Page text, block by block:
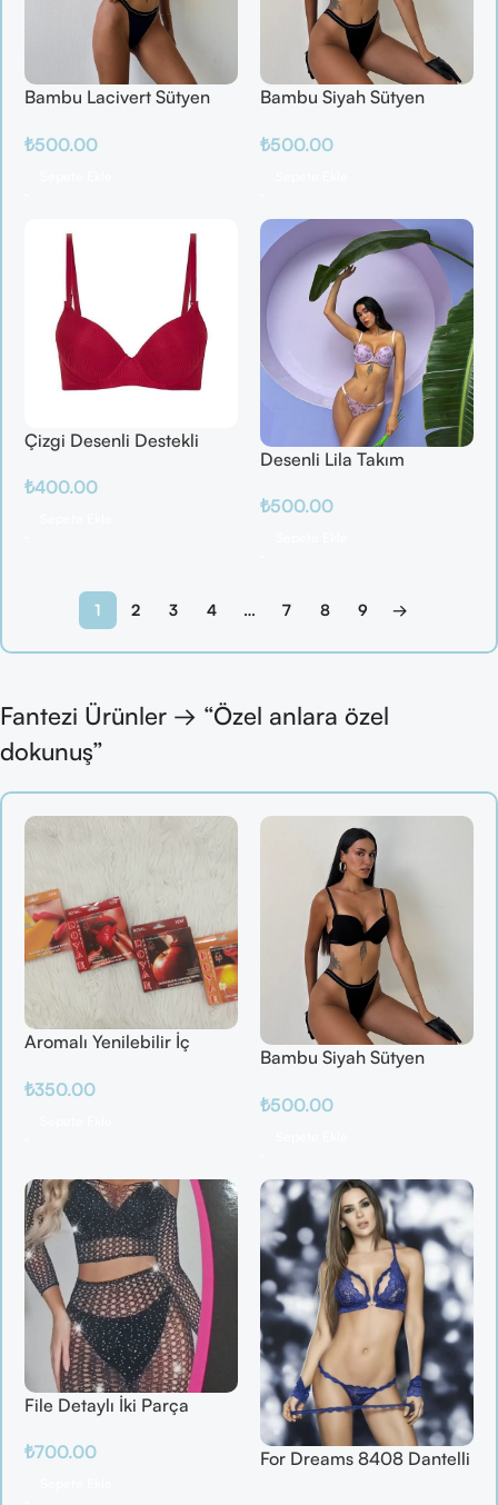
Bambu Lacivert Sütyen
₺500.00
Bambu Siyah Sütyen
₺500.00
Çizgi Desenli Destekli
₺400.00
Desenli Lila Takım
₺500.00
1 2 3 4 … 7 8 9 →
Fantezi Ürünler → “Özel anlara özel
dokunuş”
Aromalı Yenilebilir İç
/ Elma / Portakal
₺350.00
Bambu Siyah Sütyen
₺500.00
File Detaylı İki Parça
₺700.00
For Dreams 8408 Dantelli